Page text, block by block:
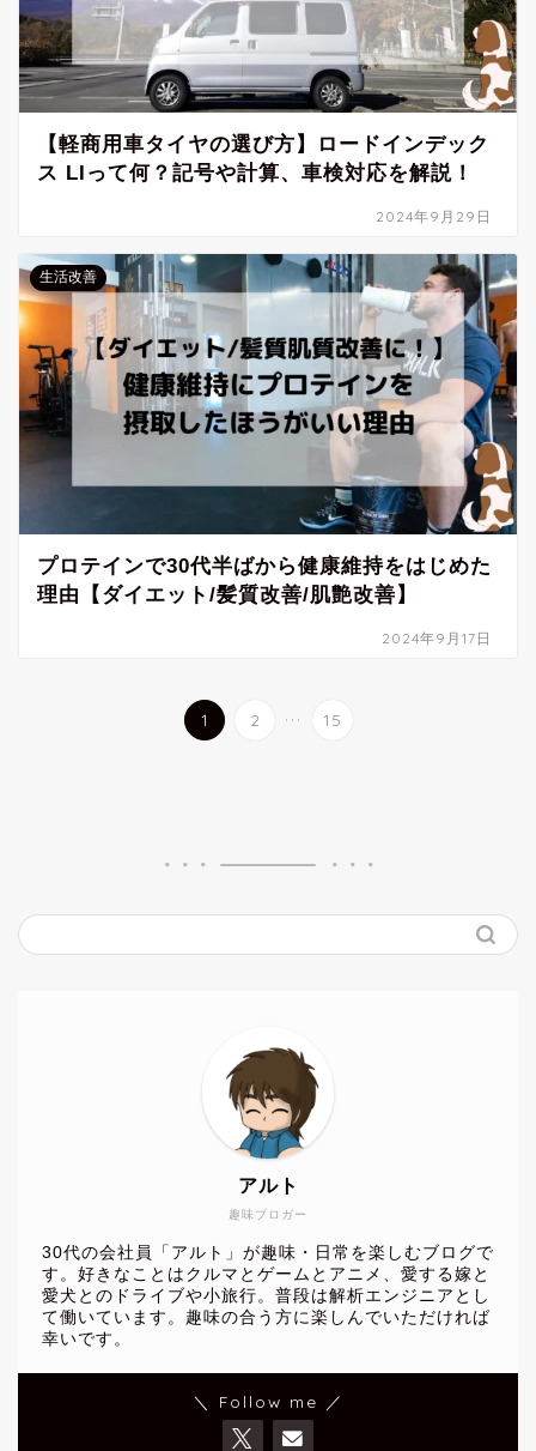
【軽商用車タイヤの選び方】ロードインデック
ス LIって何？記号や計算、車検対応を解説！
2024年9月29日
生活改善
プロテインで30代半ばから健康維持をはじめた
理由【ダイエット/髪質改善/肌艶改善】
2024年9月17日
1 2 ... 15
趣味ブロガー
アルト
30代の会社員「アルト」が趣味・日常を楽しむブログで
す。好きなことはクルマとゲームとアニメ、愛する嫁と
愛犬とのドライブや小旅行。普段は解析エンジニアとし
て働いています。趣味の合う方に楽しんでいただければ
幸いです。
＼ Follow me ／